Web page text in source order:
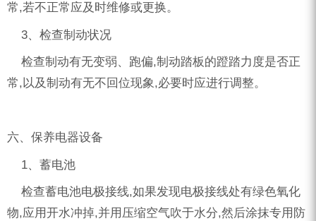
常,若不正常应及时维修或更换。
3、检查制动状况
检查制动有无变弱、跑偏,制动踏板的蹬踏力度是否正
常,以及制动有无不回位现象,必要时应进行调整。
六、保养电器设备
1、蓄电池
检查蓄电池电极接线,如果发现电极接线处有绿色氧化
物,应用开水冲掉,并用压缩空气吹于水分,然后涂抹专用防